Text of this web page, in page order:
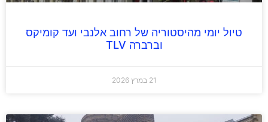
טיול יומי מהיסטוריה של רחוב אלנבי ועד קומיקס
וברברה TLV